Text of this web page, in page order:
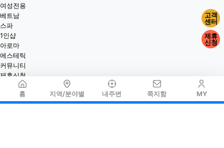
홈 지역/분야별 내주변 쪽지함 MY
여성전용
베트남
스파
1인샵
아로마
에스테틱
커뮤니티
제휴신청
고객
센터
제휴
신청